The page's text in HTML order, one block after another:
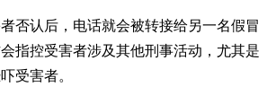
否认后，电话就会被转接给另一名假冒
指控受害者涉及其他刑事活动，尤其是
受害者。